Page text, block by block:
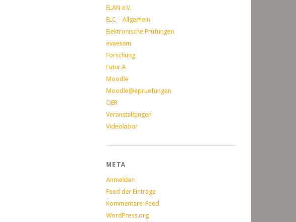
ELAN e.V.
ELC – Allgemein
Elektronische Prüfungen
evaexam
Forschung
Futur.A
Moodle
Moodle@epruefungen
OER
Veranstaltungen
Videolabor
META
Anmelden
Feed der Einträge
Kommentare-Feed
WordPress.org